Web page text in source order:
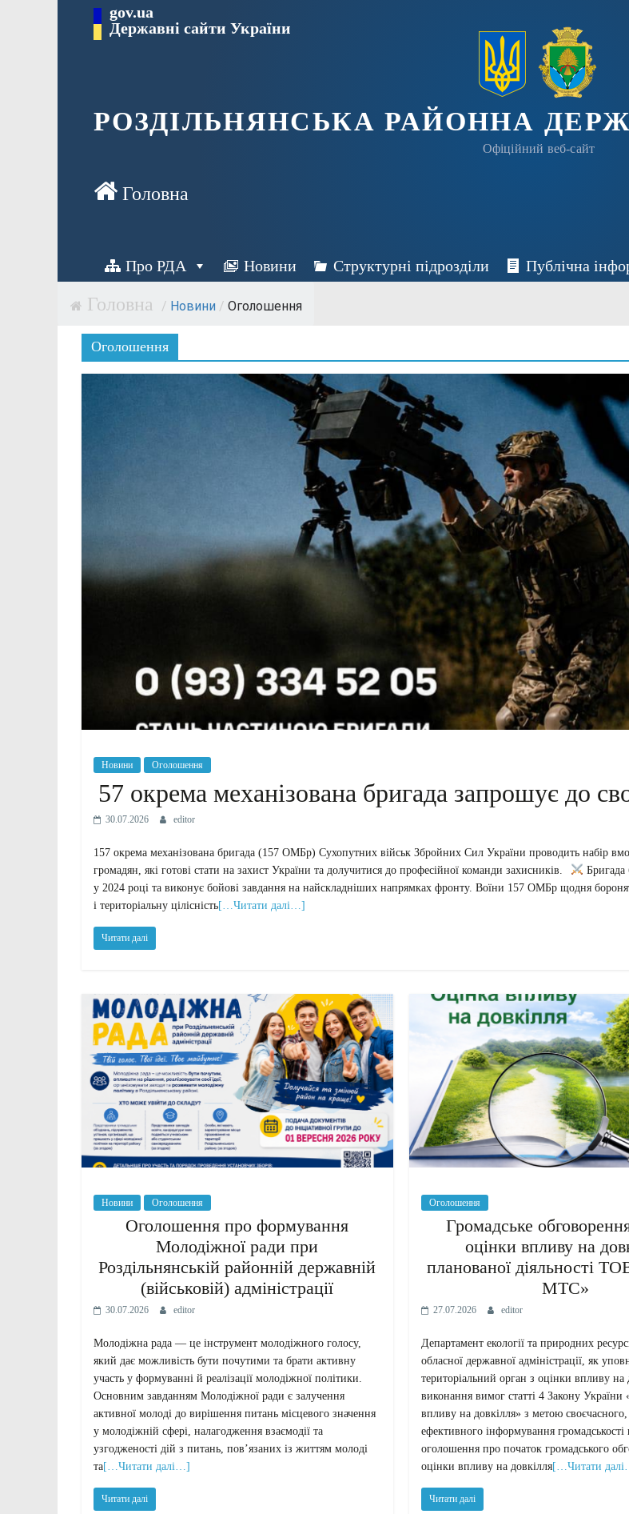
Перейти gov.ua
Державні сайти України
РОЗДІЛЬНЯНСЬКА РАЙОННА
Офіційний веб-сайт
Про РДА Новини Структурні підрозділи Публічна
/ Новини / Оголошення
Оголошення
Новини Оголошення
57 окрема механізована бригада запрошує до
30.07.2026 editor
157 окрема механізована бригада (157 ОМБр) Сухопутних військ Збройних Сил України проводить набір
громадян, які готові стати на захист України та долучитися до професійної команди захисників.⠀
Бригада
у 2024 році та виконує бойові завдання на найскладніших напрямках фронту. Воїни 157 ОМБр щодня
і територіальну цілісність[…Читати далі…]
Читати далі
Новини Оголошення
Оголошення про формування
Молодіжної ради при
Роздільнянській районній державній
(військовій) адміністрації
30.07.2026 editor
Молодіжна рада — це інструмент молодіжного голосу,
який дає можливість бути почутими та брати активну
участь у формуванні й реалізації молодіжної політики.
Основним завданням Молодіжної ради є залучення
активної молоді до вирішення питань місцевого значення
у молодіжній сфері, налагодження взаємодії та
узгодженості дій з питань, пов’язаних із життям молоді
та[…Читати далі…]
Читати далі
Оголошення
Громадське
оцінки впливу на
планованої діяльності
МТС»
27.07.2026 editor
Департамент екології та природних
обласної державної адміністрації, як
територіальний орган з оцінки впливу на
виконання вимог статті 4 Закону України
впливу на довкілля» з метою своєчасного,
ефективного інформування громадськості
оголошення про початок громадського
оцінки впливу на довкілля[…Читати
Читати далі